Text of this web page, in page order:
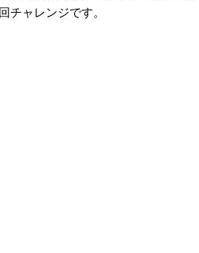
チャレンジです。